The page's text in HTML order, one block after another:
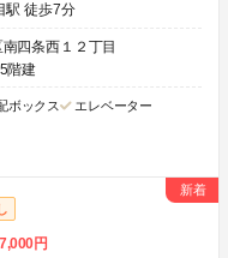
駅 徒歩7分
四条西１２丁目
5階建
ボックス エレベーター
7,000円